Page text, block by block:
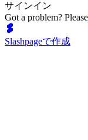
サインイン
Got a problem? Please
Slashpageで作成